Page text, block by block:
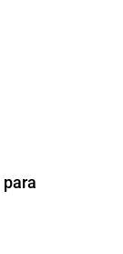
para